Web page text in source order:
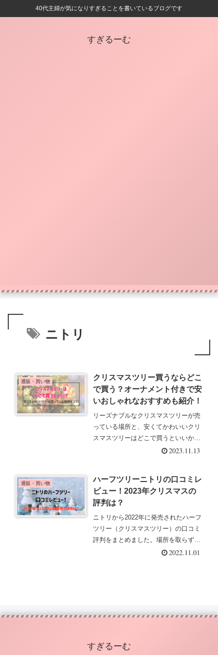
40代主婦が気になりすぎることを書いているブログです
すぎるーむ
ニトリ
通販・買い物
クリスマスツリー買うならどこ
で買う？オーナメント付きで安
いおしゃれなおすすめも紹介！
リーズナブルなクリスマスツリーが売
っている場所と、安くてかわいいクリ
スマスツリーはどこで買うといいか、
おすすめをご紹介します。ニトリ・ト
フラン・スタジオクリップなど。
2023.11.13
通販・買い物
ハーフツリーニトリの口コミレ
ビュー！2023年クリスマスの
評判は？
ニトリから2022年に発売されたハーフ
ツリー（クリスマスツリー）の口コミ
評判をまとめました。場所を取らずに
大きなツリーを飾るのも夢じゃない！
2022.11.01
すぎるーむ